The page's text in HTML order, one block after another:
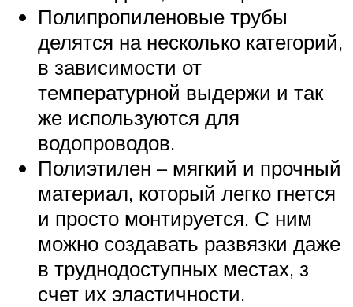
Полипропиленовые трубы
делятся на несколько категорий,
в зависимости от
температурной выдержи и так
же используются для
водопроводов.
Полиэтилен – мягкий и прочный
материал, который легко гнется
и просто монтируется. С ним
можно создавать развязки даже
в труднодоступных местах, з
счет их эластичности.